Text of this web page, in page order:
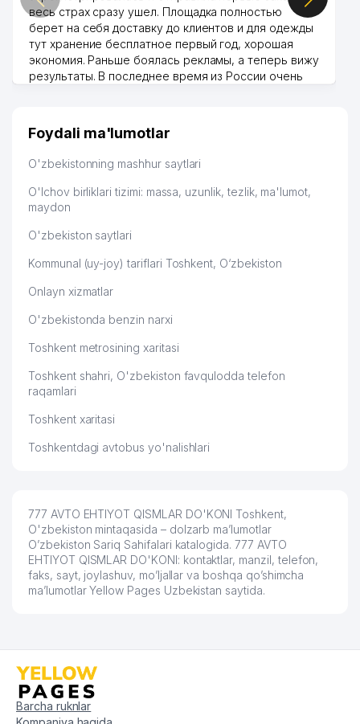
весь страх сразу ушел. Площадка полностью
берет на себя доставку до клиентов и для одежды
тут хранение бесплатное первый год, хорошая
экономия. Раньше боялась рекламы, а теперь вижу
результаты. В последнее время из России очень
дальше развиваюсь потихоньку😊
Hamida 03.08.2026 12:45:39
Foydali ma'lumotlar
O'zbekistonning mashhur saytlari
O'lchov birliklari tizimi: massa, uzunlik, tezlik, ma'lumot,
maydon
O'zbekiston saytlari
Kommunal (uy-joy) tariflari Toshkent, O‘zbekiston
Onlayn xizmatlar
O'zbekistonda benzin narxi
Toshkent metrosining xaritasi
Toshkent shahri, O'zbekiston favqulodda telefon
raqamlari
Toshkent xaritasi
Toshkentdagi avtobus yo'nalishlari
777 AVTO EHTIYOT QISMLAR DO'KONI Toshkent,
O'zbekiston mintaqasida – dolzarb ma’lumotlar
O’zbekiston Sariq Sahifalari katalogida. 777 AVTO
EHTIYOT QISMLAR DO'KONI: kontaktlar, manzil, telefon,
faks, sayt, joylashuv, mo’ljallar va boshqa qo’shimcha
ma’lumotlar Yellow Pages Uzbekistan saytida.
Barcha ruknlar